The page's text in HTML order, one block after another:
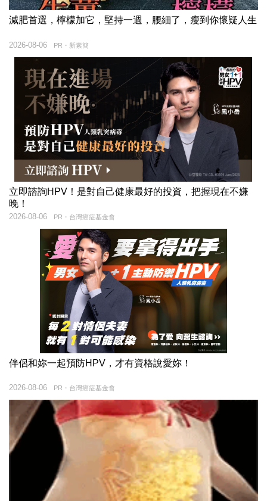
減肥首選，檸檬加它，堅持一週，腰細了，瘦到你懷疑人生
PR・新素簡
2026-08-06
立即諮詢HPV！是對自己健康最好的投資，把握現在不嫌
晚！
PR・台灣癌症基金會
2026-08-06
伴侶和妳一起預防HPV，才有資格說愛妳！
PR・台灣癌症基金會
2026-08-06